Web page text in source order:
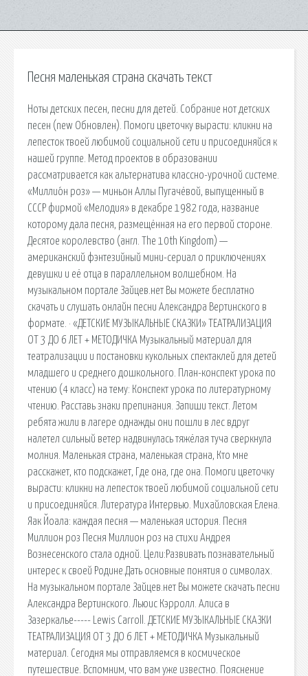
Песня маленькая страна скачать текст
Ноты детских песен, песни для детей. Собрание нот детских
песен (new Обновлен). Помоги цветочку вырасти: кликни на
лепесток твоей любимой социальной сети и присоединяйся к
нашей группе. Метод проектов в образовании
рассматривается как альтернатива классно-урочной системе.
«Миллио́н роз» — миньон Аллы Пугачёвой, выпущенный в
СССР фирмой «Мелодия» в декабре 1982 года, название
которому дала песня, размещённая на его первой стороне.
Десятое королевство (англ. The 10th Kingdom) —
американский фэнтезийный мини-сериал о приключениях
девушки и её отца в параллельном волшебном. На
музыкальном портале Зайцев.нет Вы можете бесплатно
скачать и слушать онлайн песни Александра Вертинского в
формате. · «ДЕТСКИЕ МУЗЫКАЛЬНЫЕ СКАЗКИ» ТЕАТРАЛИЗАЦИЯ
ОТ 3 ДО 6 ЛЕТ + МЕТОДИЧКА Музыкальный материал для
театрализации и постановки кукольных спектаклей для детей
младшего и среднего дошкольного. План-конспект урока по
чтению (4 класс) на тему: Конспект урока по литературному
чтению. Расставь знаки препинания. Запиши текст. Летом
ребята жили в лагере однажды они пошли в лес вдруг
налетел сильный ветер надвинулась тяжёлая туча сверкнула
молния. Маленькая страна, маленькая страна, Кто мне
расскажет, кто подскажет, Где она, где она. Помоги цветочку
вырасти: кликни на лепесток твоей любимой социальной сети
и присоединяйся. Литература Интервью. Михайловская Елена.
Яак Йоала: каждая песня — маленькая история. Песня
Миллион роз Песня Миллион роз на стихи Андрея
Вознесенского стала одной. Цели:Развивать познавательный
интерес к своей Родине.Дать основные понятия о символах.
На музыкальном портале Зайцев.нет Вы можете скачать песни
Александра Вертинского. Льюис Кэрролл. Алиса в
Зазеркалье----- Lewis Carroll. ДЕТСКИЕ МУЗЫКАЛЬНЫЕ СКАЗКИ
ТЕАТРАЛИЗАЦИЯ ОТ 3 ДО 6 ЛЕТ + МЕТОДИЧКА Музыкальный
материал. Сегодня мы отправляемся в космическое
путешествие. Вспомним, что вам уже известно. Пояснение